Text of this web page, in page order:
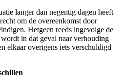
langer dan negentig dagen heeft
om de overeenkomst door
Hetgeen reeds ingevolge de
in dat geval naar verhouding
elkaar overigens iets verschuldigd